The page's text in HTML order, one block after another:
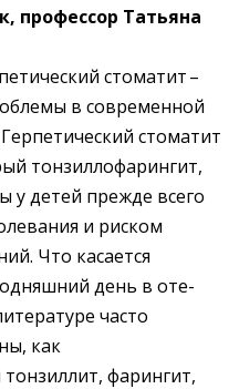
­профессор Татьяна
стоматит –
в современной
стоматит
тонзиллофарингит,
у детей прежде всего
и риском
Что касается
день в оте­
часто
как
фарингит,